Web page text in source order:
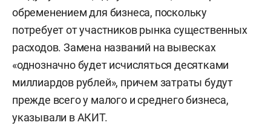
Однако подчеркивал, что «ряд предлагаемых
изменений ограничивает использование не
только иностранных слов, но и государственных
языков в составе РФ, языков народов РФ», а
«предложенные формулировки не оставляют
возможности использовать в тех же сферах
государственные языки республики и языки
народов РФ».
обременением для бизнеса, поскольку
потребует от участников рынка существенных
расходов. Замена названий на вывесках
«однозначно будет исчисляться десятками
миллиардов рублей», причем затраты будут
прежде всего у малого и среднего бизнеса,
указывали в АКИТ.